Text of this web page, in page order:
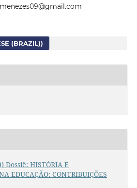
(BRAZIL))
Dossiê: HISTÓRIA E
EDUCAÇÃO: CONTRIBUIÇÕES